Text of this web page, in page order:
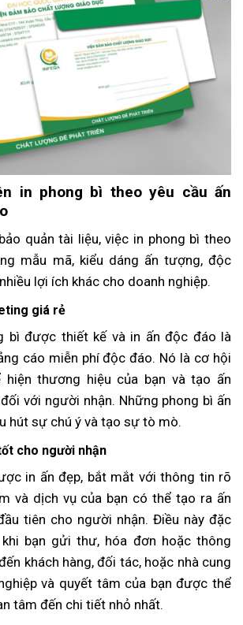
in phong bì theo yêu cầu ấn
quản tài liệu, việc in phong bì theo
mẫu mã, kiểu dáng ấn tượng, độc
lợi ích khác cho doanh nghiệp.
giá rẻ
bì được thiết kế và in ấn độc đáo là
cáo miễn phí độc đáo. Nó là cơ hội
thương hiệu của bạn và tạo ấn
với người nhận. Những phong bì ấn
hút sự chú ý và tạo sự tò mò.
cho người nhận
in ấn đẹp, bắt mắt với thông tin rõ
và dịch vụ của bạn có thể tạo ra ấn
tiên cho người nhận. Điều này đặc
bạn gửi thư, hóa đơn hoặc thông
khách hàng, đối tác, hoặc nhà cung
và quyết tâm của bạn được thể
tâm đến chi tiết nhỏ nhất.